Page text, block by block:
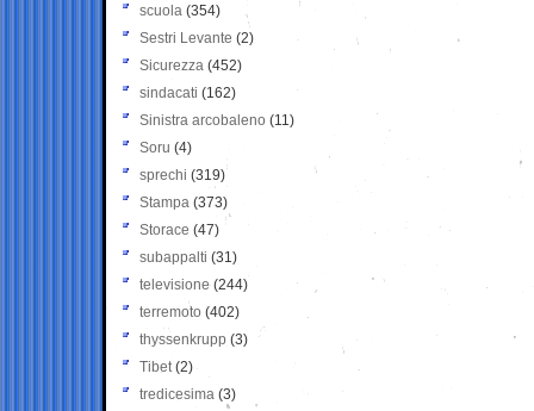
scuola (354)
Sestri Levante (2)
Sicurezza (452)
sindacati (162)
Sinistra arcobaleno (11)
Soru (4)
sprechi (319)
Stampa (373)
Storace (47)
subappalti (31)
televisione(244)
terremoto (402)
thyssenkrupp (3)
Tibet(2)
tredicesima (3)